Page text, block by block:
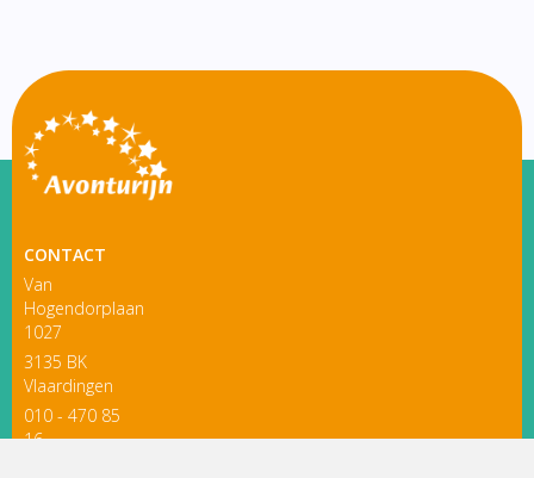
CONTACT
Van
Hogendorplaan
1027
3135 BK
Vlaardingen
010 - 470 85
16